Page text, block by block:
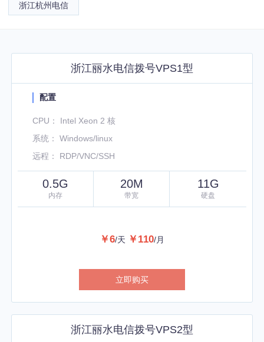
浙江杭州电信
浙江丽水电信拨号VPS1型
配置
CPU： Intel Xeon 2 核
系统： Windows/linux
远程： RDP/VNC/SSH
0.5G
内存
20M
带宽
11G
硬盘
￥6/天 ￥110/月
立即购买
浙江丽水电信拨号VPS2型